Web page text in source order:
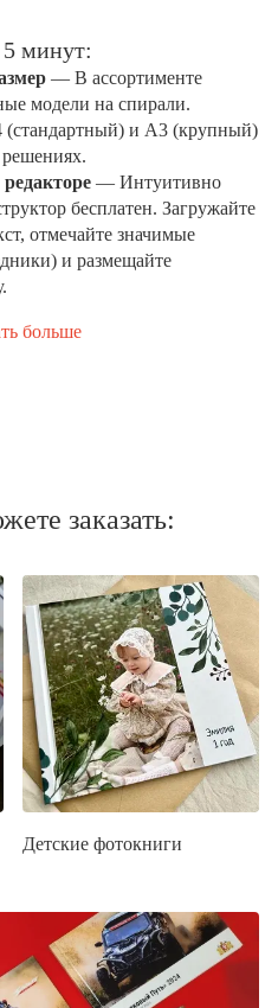
5 минут:
— В ассортименте
модели на спирали.
и А3 (крупный)
— Интуитивно
бесплатен. Загружайте
отмечайте значимые
и размещайте
больше
заказать:
Детские фотокниги